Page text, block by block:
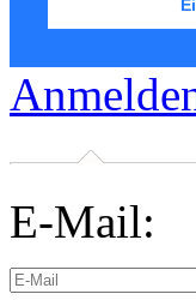
E-Mail: